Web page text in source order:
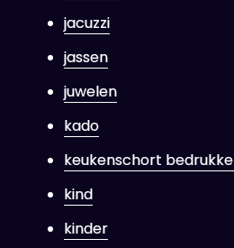
jacuzzi
jassen
juwelen
kado
keukenschort
kind
kinder